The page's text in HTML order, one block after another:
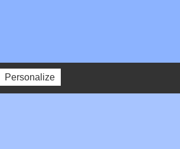
Personalize